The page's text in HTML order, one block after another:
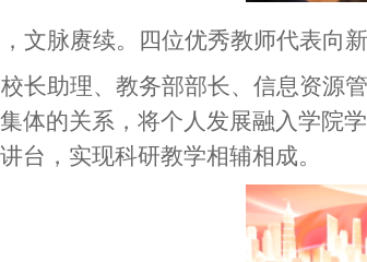
文脉赓续。四位优秀教师代表向
长助理、 教务部部长、 信息资源
体的关系，将个人发展融入学院
台，实现科研教学相辅相成。